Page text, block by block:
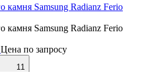
Цена по запросу
11